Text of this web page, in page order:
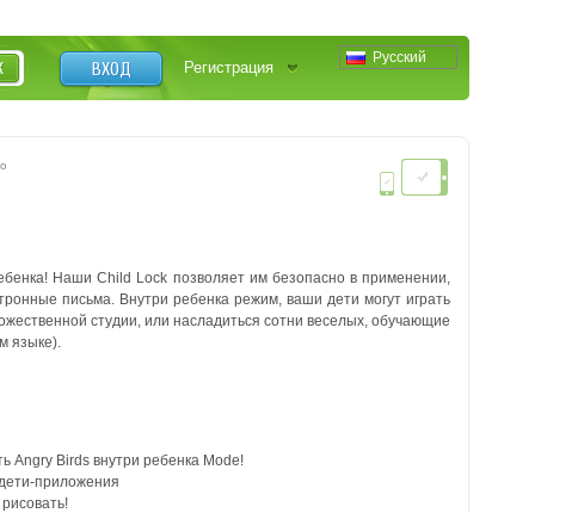
Русский
ВХОД Регистрация
Наши Child Lock позволяет им безопасно в применении,
письма. Внутри ребенка режим, ваши дети могут играть
студии, или насладиться сотни веселых, обучающие
языке).
Angry Birds внутри ребенка Mode!
приложения